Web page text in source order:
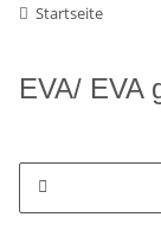
Startseite
EVA/ EVA